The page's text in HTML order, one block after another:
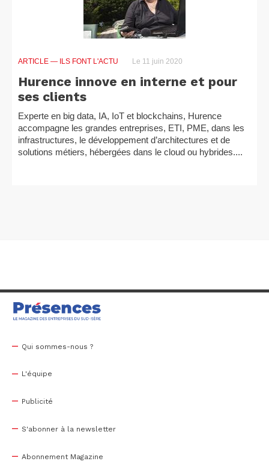
ARTICLE — ILS FONT L'ACTU Le 11 juin 2020
Hurence innove en interne et pour
ses clients
Experte en big data, IA, IoT et blockchains, Hurence
accompagne les grandes entreprises, ETI, PME, dans les
infrastructures, le développement d’architectures et de
solutions métiers, hébergées dans le cloud ou hybrides....
Qui sommes-nous ?
L'équipe
Publicité
S'abonner à la newsletter
Abonnement Magazine